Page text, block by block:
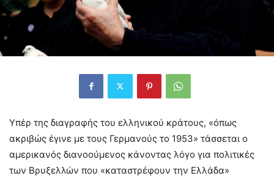
Υπέρ της διαγραφής του ελληνικού κράτους, «όπως
ακριβώς έγινε με τους Γερμανούς το 1953» τάσσεται ο
αμερικανός διανοούμενος κάνοντας λόγο για πολιτικές
των Βρυξελλών που «καταστρέφουν την Ελλάδα»